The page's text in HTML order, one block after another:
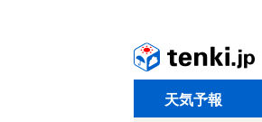
天気予報